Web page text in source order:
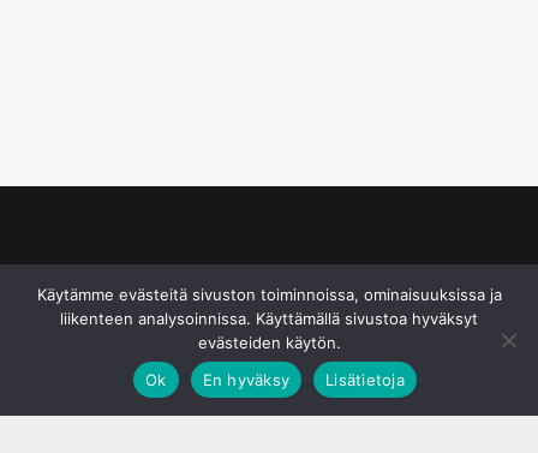
Käytämme evästeitä sivuston toiminnoissa, ominaisuuksissa ja
liikenteen analysoinnissa. Käyttämällä sivustoa hyväksyt
evästeiden käytön.
Ok
En hyväksy Lisätietoja